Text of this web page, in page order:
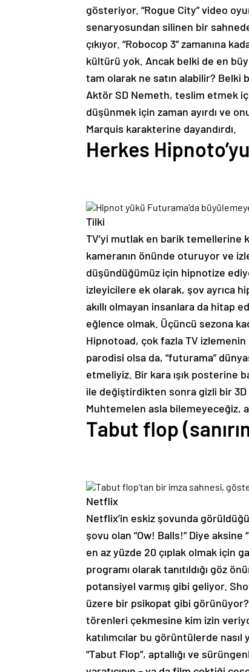
gösteriyor. “Rogue City” video
senaryosundan silinen bir
çıkıyor. “Robocop 3” zamanına
kültürü yok. Ancak belki de en
tam olarak ne satın alabilir? Belki
Aktör SD Nemeth, teslim etmek
düşünmek için zaman ayırdı ve
Marquis karakterine dayandırdı.
Herkes
Tilki
TV’yi mutlak en barik temellerine
kameranın önünde oturuyor ve
düşündüğümüz için hipnotize
izleyicilere ek olarak, şov ayrıca
akıllı olmayan insanlara da hitap
eğlence olmak. Üçüncü sezona
Hipnotoad, çok fazla TV
parodisi olsa da, “futurama”
etmeliyiz. Bir kara ışık posterine
ile değiştirdikten sonra gizli bir 3D
Muhtemelen asla bilemeyeceğiz,
Tabut flop
Netflix
Netflix’in eskiz şovunda
şovu olan “Ow! Balls!” Diye aksine
en az yüzde 20 çıplak olmak için
programı olarak tanıtıldığı göz
potansiyel varmış gibi geliyor.
üzere bir psikopat gibi
törenleri çekmesine kim izin
katılımcılar bu görüntülerde nasıl
“Tabut Flop”, aptallığı ve